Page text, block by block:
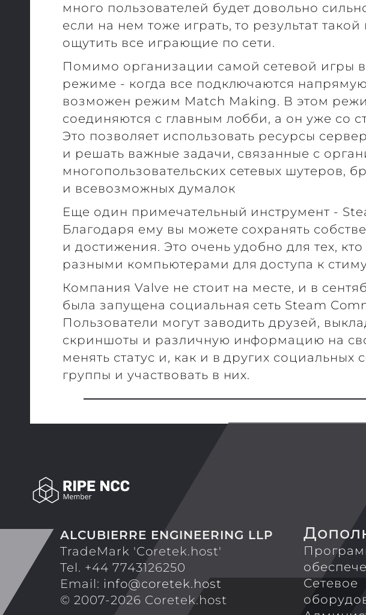
много пользователей будет довольно
если на нем тоже играть, то результат такой
ощутить все играющие по сети.
Помимо организации самой сетевой игры
режиме - когда все подключаются
возможен режим Match Making. В этом
соединяются с главным лобби, а он уже со
Это позволяет использовать ресурсы
и решать важные задачи, связанные с
многопользовательских сетевых шутеров,
и всевозможных думалок
Еще один примечательный инструмент -
Благодаря ему вы можете сохранять
и достижения. Это очень удобно для тех, кто
разными компьютерами для доступа к
Компания Valve не стоит на месте, и в
была запущена социальная сеть Steam
Пользователи могут заводить друзей,
скриншоты и различную информацию на
менять статус и, как и в других социальных
группы и участвовать в них.
ALCUBIERRE ENGINEERING LLP
TradeMark 'Coretek.host'
Tel. +44 7743126250
Email: info@coretek.host
© 2007-2026 Coretek.host
Сетевое